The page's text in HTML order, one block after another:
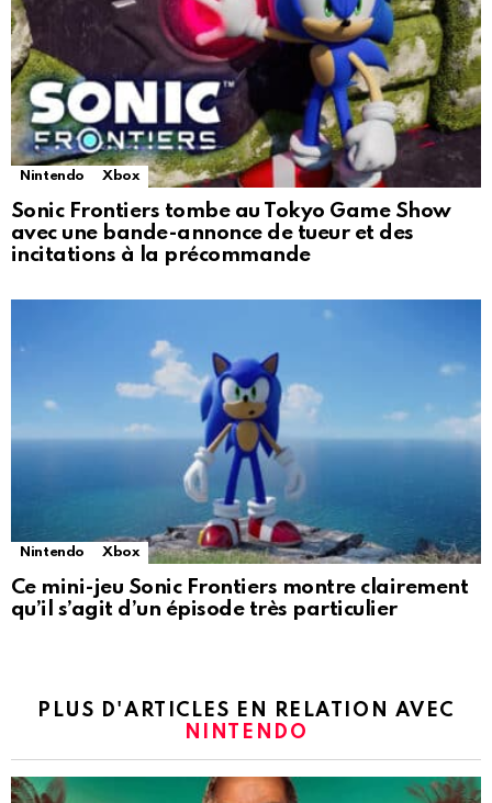
Nintendo Xbox
Sonic Frontiers tombe au Tokyo Game Show
avec une bande-annonce de tueur et des
incitations à la précommande
Nintendo Xbox
Ce mini-jeu Sonic Frontiers montre clairement
qu’il s’agit d’un épisode très particulier
PLUS D'ARTICLES EN RELATION AVEC
NINTENDO